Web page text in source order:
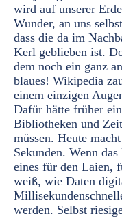
wird auf unserer
Wunder, an uns
dass die da im
Kerl geblieben ist.
dem noch ein ganz
blaues! Wikipedia
einem einzigen
Dafür hätte früher
Bibliotheken und
müssen. Heute
Sekunden. Wenn
eines für den Laien,
weiß, wie Daten
werden. Selbst